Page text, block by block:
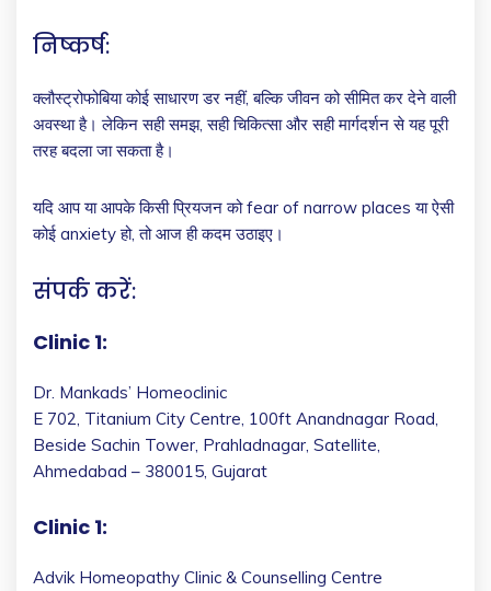
निष्कर्ष:
क्लौस्ट्रोफोबिया कोई साधारण डर नहीं, बल्कि जीवन को सीमित कर देने वाली
अवस्था है। लेकिन सही समझ, सही चिकित्सा और सही मार्गदर्शन से यह पूरी
तरह बदला जा सकता है।
यदि आप या आपके किसी प्रियजन को fear of narrow places या ऐसी
कोई anxiety हो, तो आज ही कदम उठाइए।
संपर्क करें:
Clinic 1:
Dr. Mankads’ Homeoclinic
E 702, Titanium City Centre, 100ft Anandnagar Road,
Beside Sachin Tower, Prahladnagar, Satellite,
Ahmedabad – 380015, Gujarat
Clinic 1:
Advik Homeopathy Clinic & Counselling Centre